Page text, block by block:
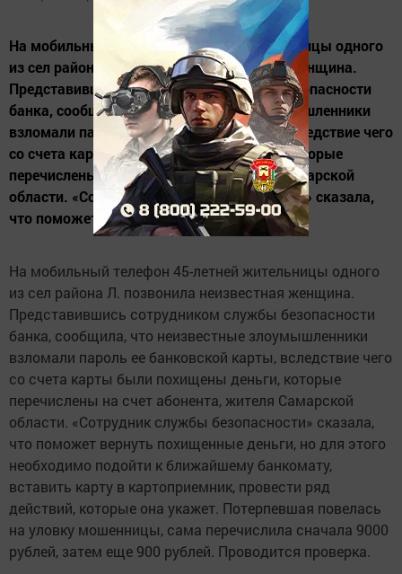
На мобильный телефон 45-летней жительницы одного
из сел района Л. позвонила неизвестная женщина.
Представившись сотрудником службы безопасности
банка, сообщила, что неизвестные злоумышленники
взломали пароль ее банковской карты, вследствие чего
со счета карты были похищены деньги, которые
перечислены на счет абонента, жителя Самарской
области. «Сотрудник службы безопасности» сказала,
что поможет вернуть...
На мобильный телефон 45-летней жительницы одного
из сел района Л. позвонила неизвестная женщина.
Представившись сотрудником службы безопасности
банка, сообщила, что неизвестные злоумышленники
взломали пароль ее банковской карты, вследствие чего
со счета карты были похищены деньги, которые
перечислены на счет абонента, жителя Самарской
области. «Сотрудник службы безопасности» сказала,
что поможет вернуть похищенные деньги, но для этого
необходимо подойти к ближайшему банкомату,
вставить карту в картоприемник, провести ряд
действий, которые она укажет. Потерпевшая повелась
на уловку мошенницы, сама перечислила сначала 9000
рублей, затем еще 900 рублей. Проводится проверка.